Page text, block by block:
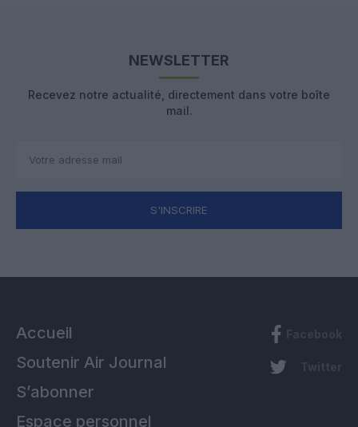
NEWSLETTER
Recevez notre actualité, directement dans votre boîte
mail.
S'INSCRIRE
Accueil
Soutenir Air Journal
S’abonner
Espace personnel